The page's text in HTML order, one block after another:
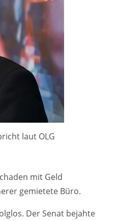
laut OLG
mit Geld
gemietete Büro.
Der Senat bejahte